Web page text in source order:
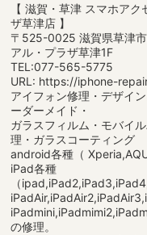
【 滋賀・草津 スマホア
ザ草津店 】
〒525-0025 滋賀県草津
アル・プラザ草津1F
TEL:077-565-5775
URL: https://iphone-
アイフォン修理・デザイ
ーダーメイド・
ガラスフィルム・モバイ
理・ガラスコーティング
android各種（
iPad各種
（
の修理。